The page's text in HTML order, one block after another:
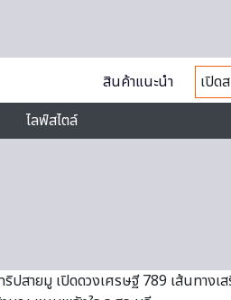
สินค้าแนะนำ
เปิด
ไลฟ์สไตล์